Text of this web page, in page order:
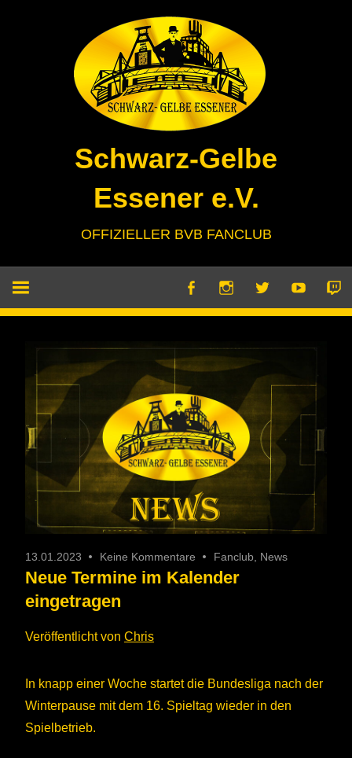
Schwarz-Gelbe
Essener e.V.
OFFIZIELLER BVB FANCLUB
13.01.2023 Keine Kommentare Fanclub News
Neue Termine im Kalender
eingetragen
Veröffentlicht von Chris
In knapp einer Woche startet die Bundesliga nach der
Winterpause mit dem 16. Spieltag wieder in den
Spielbetrieb.